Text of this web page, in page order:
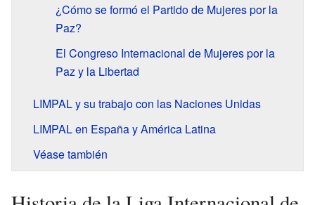
¿Cómo se formó el Partido de Mujeres por la
Paz?
El Congreso Internacional de Mujeres por la
Paz y la Libertad
LIMPAL y su trabajo con las Naciones Unidas
LIMPAL en España y América Latina
Véase también